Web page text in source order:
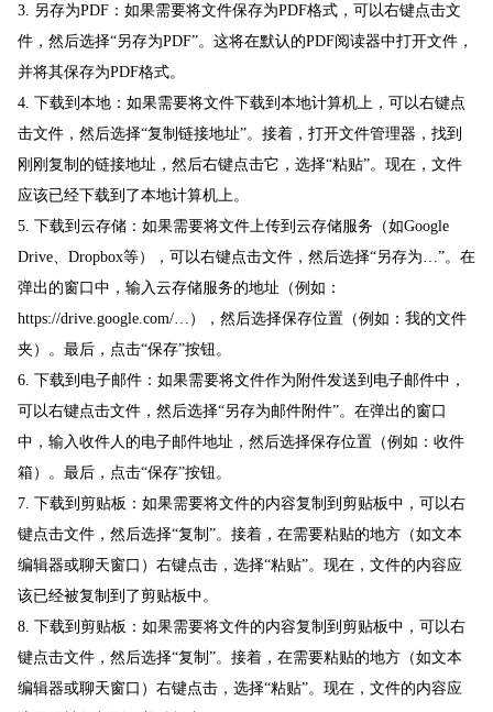
3. 另存为PDF：如果需要将文件保存为PDF格式，可以右键点击文
件，然后选择“另存为PDF”。这将在默认的PDF阅读器中打开文件，
并将其保存为PDF格式。
4. 下载到本地：如果需要将文件下载到本地计算机上，可以右键点
击文件，然后选择“复制链接地址”。接着，打开文件管理器，找到
刚刚复制的链接地址，然后右键点击它，选择“粘贴”。现在，文件
应该已经下载到了本地计算机上。
5. 下载到云存储：如果需要将文件上传到云存储服务（如Google
Drive、Dropbox等），可以右键点击文件，然后选择“另存为…”。在
弹出的窗口中，输入云存储服务的地址（例如：
https://drive.google.com/…），然后选择保存位置（例如：我的文件
夹）。最后，点击“保存”按钮。
6. 下载到电子邮件：如果需要将文件作为附件发送到电子邮件中，
可以右键点击文件，然后选择“另存为邮件附件”。在弹出的窗口
中，输入收件人的电子邮件地址，然后选择保存位置（例如：收件
箱）。最后，点击“保存”按钮。
7. 下载到剪贴板：如果需要将文件的内容复制到剪贴板中，可以右
键点击文件，然后选择“复制”。接着，在需要粘贴的地方（如文本
编辑器或聊天窗口）右键点击，选择“粘贴”。现在，文件的内容应
该已经被复制到了剪贴板中。
8. 下载到剪贴板：如果需要将文件的内容复制到剪贴板中，可以右
键点击文件，然后选择“复制”。接着，在需要粘贴的地方（如文本
编辑器或聊天窗口）右键点击，选择“粘贴”。现在，文件的内容应